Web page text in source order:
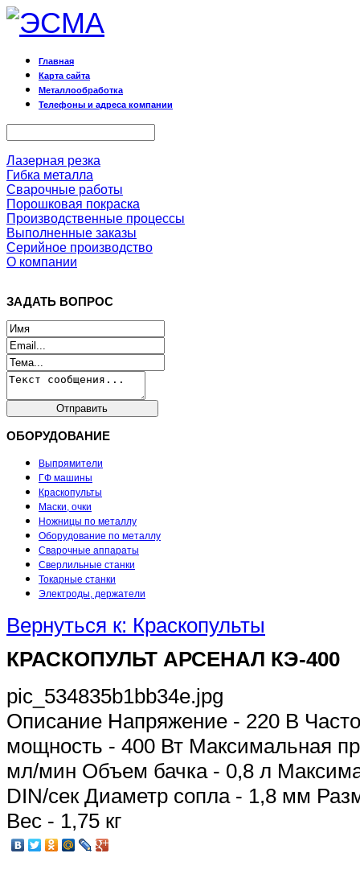
Главная
Карта сайта
Металлообработка
Телефоны и адреса компании
Лазерная резка
Гибка металла
Сварочные работы
Порошковая покраска
Производственные процессы
Выполненные заказы
Серийное производство
О компании
ЗАДАТЬ ВОПРОС
ОБОРУДОВАНИЕ
Выпрямители
ГФ машины
Краскопульты
Маски, очки
Ножницы по металлу
Оборудование по металлу
Сварочные аппараты
Сверлильные станки
Токарные станки
Электроды, держатели
Вернуться к: Краскопульты
КРАСКОПУЛЬТ АРСЕНАЛ КЭ-400
pic_534835b1bb34e.jpg
Описание Напряжение - 220 В
мощность - 400 Вт Максимальная
мл/мин Объем бачка - 0,8 л
DIN/сек Диаметр сопла - 1,8 мм
Вес - 1,75 кг